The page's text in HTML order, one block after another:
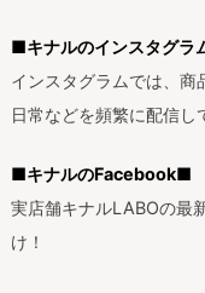
■キナルのインスタグラ
インスタグラムでは、商
日常などを頻繁に配信し
■キナルのFacebook■
実店舗キナルLABOの最
け！